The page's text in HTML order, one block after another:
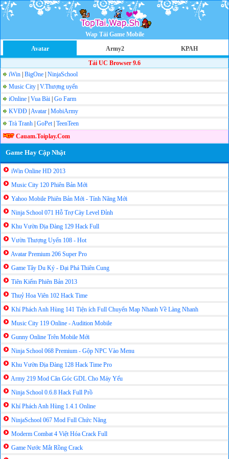
Wap Tải Game Mobile
Avatar
Army2
KPAH
Tải UC Browser 9.6
iWin BigOne NinjaSchool
Music City V.Thượng uyển
iOnline Vua Bài Go Farm
KVĐĐ Avatar MobiArmy
Trà Tranh GoPet| TeenTeen
Cauam.Toiplay.Com
Game Hay Cập Nhật
iWin Online HD 2013
Music City 120 Phiên Bản Mới
Yahoo Mobile Phiên Bản Mới - Tính Nãng Mới
Ninja School 071 Hỗ Trợ Cày Level Đỉnh
Khu Vườn Địa Đàng 129 Hack Full
Vườn Thượng Uyển 108 - Hot
Avatar Premium 206 Super Pro
Game Tây Du Ký - Đại Phá Thiên Cung
Tiên Kiếm Phiên Bản 2013
Thuỷ Hoa Viên 102 Hack Time
Khí Phách Anh Hùng 141 Tiện ích Full Chuyển Map Nhanh Về Làng Nhanh
Music City 119 Online - Audition Mobile
Gunny Online Trên Mobile Mới
Ninja School 068 Premium - Gộp NPC Vào Menu
Khu Vườn Địa Đàng 128 Hack Time Pro
Army 219 Mod Căn Góc GDL Cho Máy Yếu
Ninja School 0.6.8 Hack Full Prồ
Khí Phách Anh Hùng 1.4.1 Online
NinjaSchool 067 Mod Full Chức Năng
Moderm Combat 4 Việt Hóa Crack Full
Game Nước Mắt Rồng Crack